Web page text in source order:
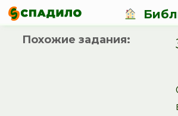
Похожие задания: